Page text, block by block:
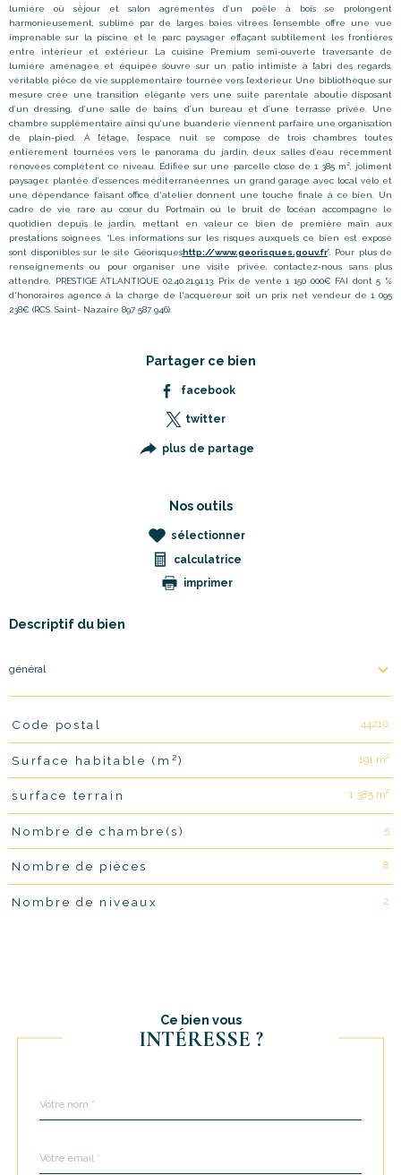
lumière où séjour et salon agrémentés d’un poêle à bois se prolongent
harmonieusement, sublimé par de larges baies vitrées l’ensemble offre une vue
imprenable sur la piscine et le parc paysager effaçant subtilement les frontières
entre intérieur et extérieur. La cuisine Premium semi-ouverte traversante de
lumière aménagée et équipée s’ouvre sur un patio intimiste à l’abri des regards,
véritable pièce de vie supplémentaire tournée vers l’extérieur. Une bibliothèque sur
mesure crée une transition élégante vers une suite parentale aboutie disposant
d’un dressing, d’une salle de bains, d’un bureau et d’une terrasse privée. Une
chambre supplémentaire ainsi qu’une buanderie viennent parfaire une organisation
de plain-pied. À l’étage, l’espace nuit se compose de trois chambres toutes
entièrement tournées vers le panorama du jardin, deux salles d’eau récemment
rénovées complètent ce niveau. Édifiée sur une parcelle close de 1 385 m², joliment
paysager, plantée d’essences méditerranéennes, un grand garage avec local vélo et
une dépendance faisant office d'atelier donnent une touche finale à ce bien. Un
cadre de vie rare au cœur du Portmain où le bruit de l’océan accompagne le
quotidien depuis le jardin, mettant en valeur ce bien de première main aux
prestations soignées. “Les informations sur les risques auxquels ce bien est exposé
sont disponibles sur le site Géorisqueshttp://www.georisques.gouv.fr”. Pour plus de
renseignements ou pour organiser une visite privée, contactez-nous sans plus
attendre, PRESTIGE ATLANTIQUE 02.40.21.91.13. Prix de vente 1 150 000€ FAI dont 5 %
d'honoraires agence à la charge de l'acquéreur soit un prix net vendeur de 1 095
238€ (RCS. Saint- Nazaire 897 587 946).
Partager ce bien
facebook
twitter
plus de partage
Nos outils
sélectionner
calculatrice
imprimer
Descriptif du bien
général
TRAD_PAMPERO_Caracteristique
Code postal 44210
Surface habitable (m²) 191 m²
surface terrain 1 385 m²
Nombre de chambre(s) 5
Nombre de pièces 8
Nombre de niveaux 2
Ce bien vous
INTÉRESSE ?
par
*
*